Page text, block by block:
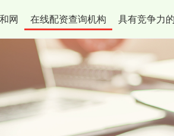
网 在线配资查询机构 具有竞争力